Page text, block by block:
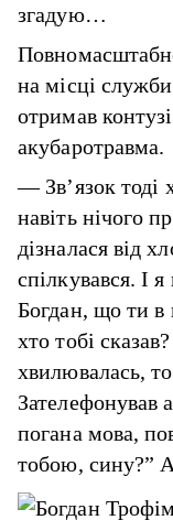
згадую…
на місці
отримав
акубаротравма.
— Зв’язок тоді
навіть нічого
дізналася від
спілкувався. І
Богдан, що ти в
хто тобі
хвилювалась,
Зателефонував
погана мова,
тобою, сину?”